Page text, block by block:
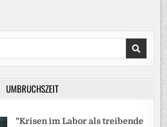
UMBRUCHSZEIT
"Krisen im Labor als treibende